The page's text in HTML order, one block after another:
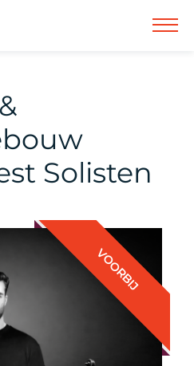
Solisten
VOORBIJ